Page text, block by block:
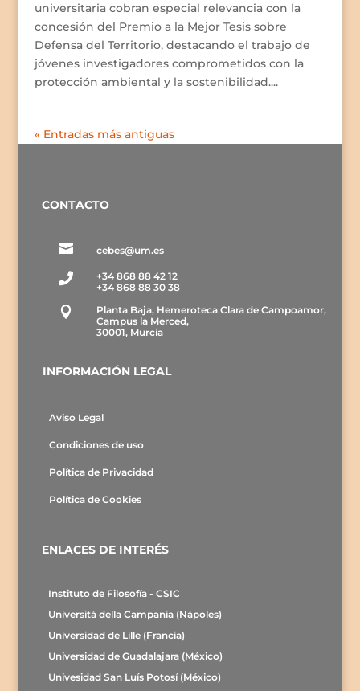
universitaria cobran especial relevancia con la
concesión del Premio a la Mejor Tesis sobre
Defensa del Territorio, destacando el trabajo de
jóvenes investigadores comprometidos con la
protección ambiental y la sostenibilidad....
« Entradas más antiguas
CONTACTO
 cebes@um.es

+34 868 88 42 12
+34 868 88 30 38

Planta Baja, Hemeroteca Clara de Campoamor,
Campus la Merced,
30001, Murcia
INFORMACIÓN LEGAL
Aviso Legal
Condiciones de uso
Política de Privacidad
Política de Cookies
ENLACES DE INTERÉS
Instituto de Filosofía - CSIC
Università della Campania (Nápoles)
Universidad de Lille (Francia)
Universidad de Guadalajara (México)
Univesidad San Luís Potosí (México)